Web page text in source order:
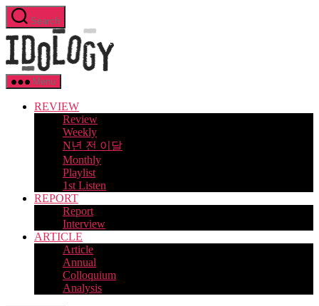
Skip
to
the
content
Search
Menu
REVIEW
Review
Weekly
N년 전 이달
Monthly
Playlist
1st Listen
REPORT
Report
Interview
ARTICLE
Article
Annual
Colloquium
Analysis